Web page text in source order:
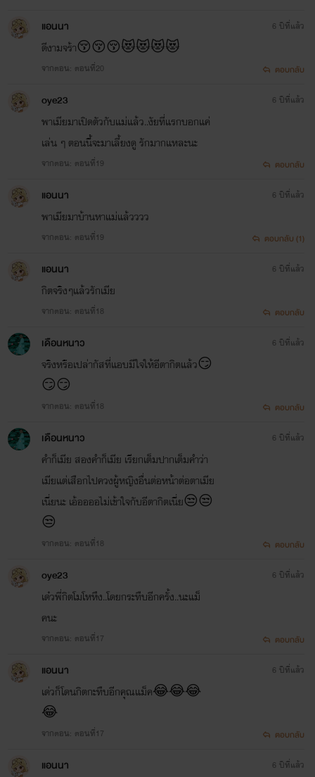
แอนนา
ดีงามจร้า😚😚😚😻😻😻😻
จากตอน: ตอนที่20
6 ปีที่แล้ว
ตอบกลับ
oye23
พาเมียมาเปิดตัวกับแม่แล้ว..งัยที่แรกบอกแค่
เล่น ๆ ตอนนี้จะมาเลี้ยงดู รักมากแหละนะ
จากตอน: ตอนที่19
6 ปีที่แล้ว
ตอบกลับ
แอนนา
พาเมียมาบ้านหาแม่แล้วววว
จากตอน: ตอนที่19
6 ปีที่แล้ว
ตอบกลับ (1)
แอนนา
กิตจริงๆแล้วรักเมีย
จากตอน: ตอนที่18
6 ปีที่แล้ว
ตอบกลับ
เดือนหนาว
จริงหรือเปล่ากัสที่แอบมีใจให้อีตากิตแล้ว😏
😏😏
จากตอน: ตอนที่18
6 ปีที่แล้ว
ตอบกลับ
เดือนหนาว
คำก็เมีย สองคำก็เมีย เรียกเต็มปากเต็มคำว่า
เมียเเต่เสือกไปควงผู้หญิงอื่นต่อหน้าต่อตาเมีย
เนี่ยนะ เอ้ออออไม่เข้าใจกับอีตากิตเนี่ย😒😒
😒
จากตอน: ตอนที่18
6 ปีที่แล้ว
ตอบกลับ
oye23
เด๋วพี่กิตโมโหหึง..โดยกระทืบอีกครั้ง..นะแม็
คนะ
จากตอน: ตอนที่17
6 ปีที่แล้ว
ตอบกลับ
แอนนา
เด่วก็โดนกิตกะทืบอีกคุณแม็ค😂😂😂
😂
จากตอน: ตอนที่17
6 ปีที่แล้ว
ตอบกลับ
แอนนา 6 ปีที่แล้ว